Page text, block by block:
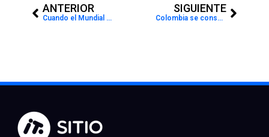
ANTERIOR
Cuando el Mundial se vive en todas partes: la nueva forma de ver fútbol sin sacrificar productividad
SIGUIENTE
Colombia se consolida como laboratorio de la nueva etapa del ecommerce regional